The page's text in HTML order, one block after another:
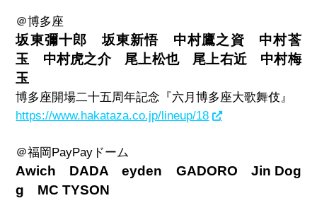
＠博多座
坂東彌十郎 坂東新悟 中村鷹之資 中村莟
玉 中村虎之介 尾上松也 尾上右近 中村梅
玉
博多座開場二十五周年記念『六月博多座大歌舞伎』
https://www.hakataza.co.jp/lineup/18
＠福岡PayPay ドーム
Awich DADA eyden GADORO Jin Dog
g MC TYSON